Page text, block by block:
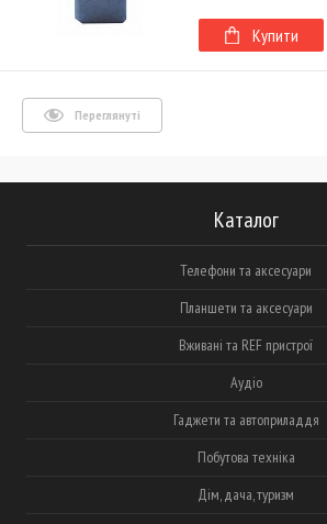
Купити
Переглянуті
Каталог
Телефони та аксесуари
Планшети та аксесуари
Вживані та REF пристрої
Аудіо
Гаджети та автоприладдя
Побутова техніка
Дім, дача, туризм